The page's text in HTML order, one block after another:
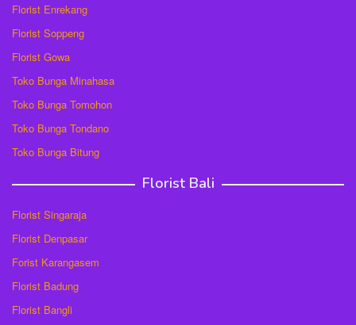
Florist Enrekang
Florist Soppeng
Florist Gowa
Toko Bunga Minahasa
Toko Bunga Tomohon
Toko Bunga Tondano
Toko Bunga Bitung
Florist Bali
Florist Singaraja
Florist Denpasar
Forist Karangasem
Florist Badung
Florist Bangli